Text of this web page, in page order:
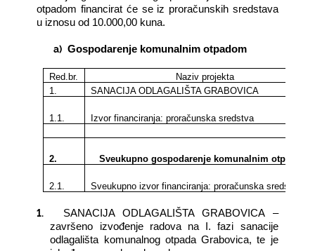
otpadom financirat će se iz proračunskih sredstava
u iznosu od 10.000,00 kuna.
a) Gospodarenje komunalnim otpadom
Red.br.
Naziv projekta
1.
SANACIJA ODLAGALIŠTA GRABOVICA
1.1. Izvor financiranja: proračunska sredstva
2. Sveukupno gospodarenje komunalnim otpadom
2.1. Sveukupno izvor financiranja: proračunska sredstva
1.
SANACIJA ODLAGALIŠTA GRABOVICA –
završeno izvođenje radova na I. fazi sanacije
odlagališta komunalnog otpada Grabovica, te je